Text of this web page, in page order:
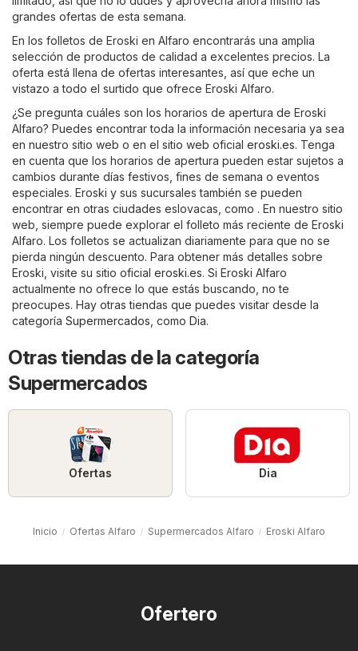
grandes ofertas de esta semana.
En los folletos de Eroski en Alfaro encontrarás una amplia
selección de productos de calidad a excelentes precios. La
oferta está llena de ofertas interesantes, así que eche un
vistazo a todo el surtido que ofrece Eroski Alfaro.
¿Se pregunta cuáles son los horarios de apertura de Eroski
Alfaro? Puedes encontrar toda la información necesaria ya sea
en nuestro sitio web o en el sitio web oficial eroski.es. Tenga
en cuenta que los horarios de apertura pueden estar sujetos a
cambios durante días festivos, fines de semana o eventos
especiales. Eroski y sus sucursales también se pueden
encontrar en otras ciudades eslovacas, como . En nuestro sitio
web, siempre puede explorar el folleto más reciente de Eroski
Alfaro. Los folletos se actualizan diariamente para que no se
pierda ningún descuento. Para obtener más detalles sobre
Eroski, visite su sitio oficial eroski.es. Si Eroski Alfaro
actualmente no ofrece lo que estás buscando, no te
preocupes. Hay otras tiendas que puedes visitar desde la
categoría Supermercados , como Dia.
Otras tiendas de la categoría
Supermercados
Ofertas Dia
Inicio Ofertas Alfaro Supermercados Alfaro Eroski Alfaro
Ofertero